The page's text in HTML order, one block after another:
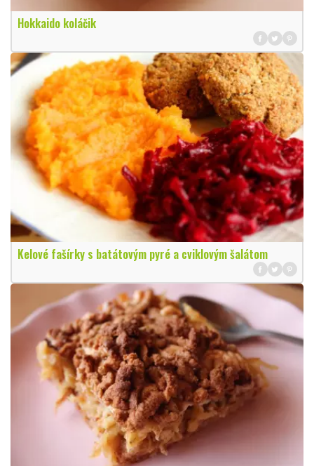
Hokkaido koláčik
Kelové fašírky s batátovým pyré a cviklovým šalátom